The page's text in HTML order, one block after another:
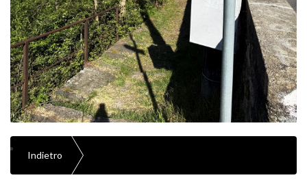
Indietro